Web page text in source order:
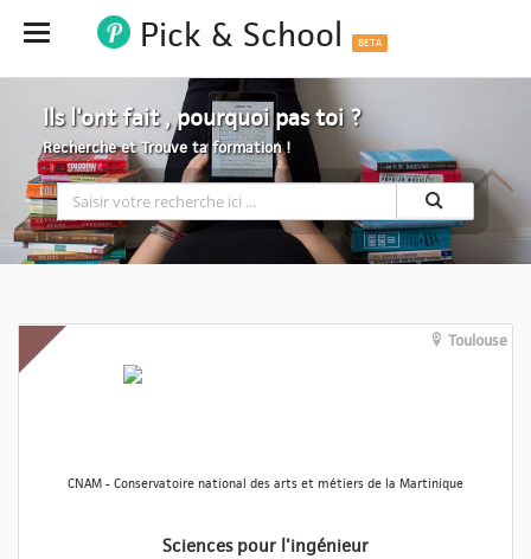
Hide Pick & School BETA
Ils l'ont fait , pourquoi pas toi ?
Recherche et Trouve ta formation !
Toulouse
CNAM - Conservatoire national des arts et métiers de la Martinique
Sciences pour l'ingénieur